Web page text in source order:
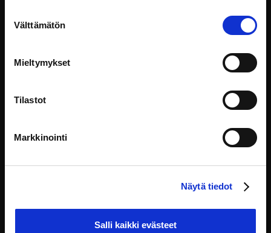
valinta
Välttämätön
Mieltymykset
Tilastot
Markkinointi
Näytä tiedot
Salli kaikki evästeet
Denna webbplats underhålls och utvecklas av:
Yliopistonkatu 5, 00100 Helsinki